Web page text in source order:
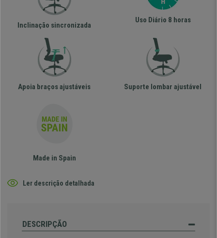
Inclinação sincronizada
Uso Diário 8 horas
Apoia braços ajustáveis Suporte lombar ajustável
Made in Spain
Ler descrição detalhada
DESCRIPÇÃO